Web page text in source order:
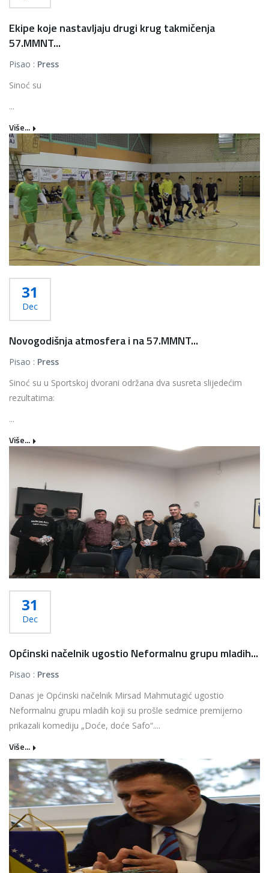
Ekipe koje nastavljaju drugi krug takmičenja
57.MMNT...
Pisao : Press
Sinoć su
...
Više...
31
Dec
Novogodišnja atmosfera i na 57.MMNT...
Pisao : Press
Sinoć su u Sportskoj dvorani održana dva susreta slijedećim
rezultatima:
...
Više...
31
Dec
Općinski načelnik ugostio Neformalnu grupu mladih...
Pisao : Press
Danas je Općinski načelnik Mirsad Mahmutagić ugostio
Neformalnu grupu mladih koji su prošle sedmice premijerno
prikazali komediju „Doće, doće Safo“....
Više...